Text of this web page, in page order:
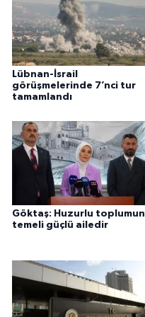
Lübnan-İsrail
görüşmelerinde 7’nci tur
tamamlandı
Göktaş: Huzurlu toplumun
temeli güçlü ailedir